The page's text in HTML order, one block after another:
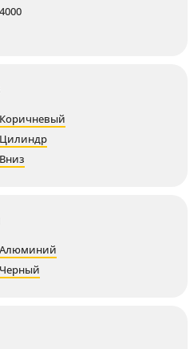
4000
Коричневый
Цилиндр
Вниз
Алюминий
Черный